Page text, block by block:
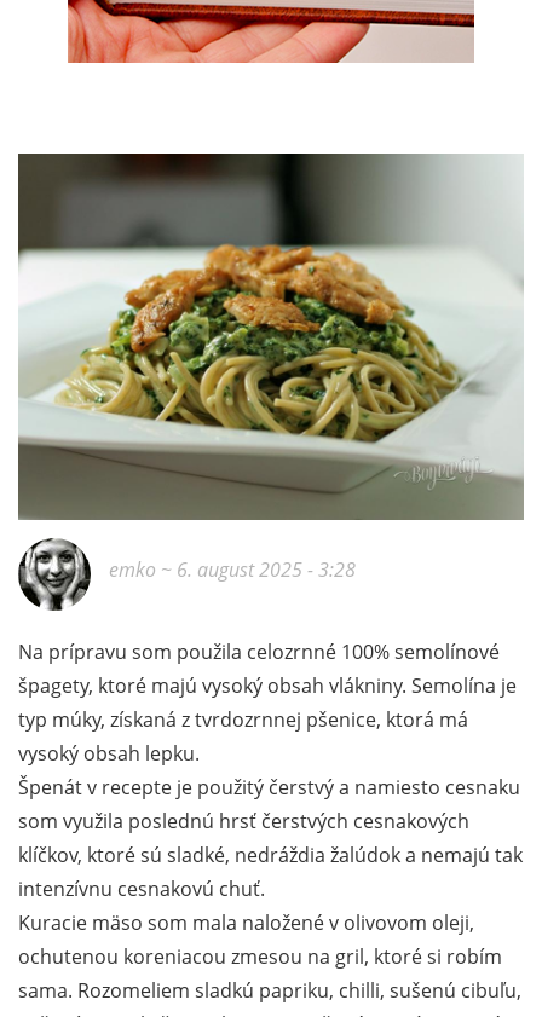
emko ~ 6. august 2025 - 3:28
Na prípravu som použila celozrnné 100% semolínové
špagety, ktoré majú vysoký obsah vlákniny. Semolína je
typ múky, získaná z tvrdozrnnej pšenice, ktorá má
vysoký obsah lepku.
Špenát v recepte je použitý čerstvý a namiesto cesnaku
som využila poslednú hrsť čerstvých cesnakových
klíčkov, ktoré sú sladké, nedráždia žalúdok a nemajú tak
intenzívnu cesnakovú chuť.
Kuracie mäso som mala naložené v olivovom oleji,
ochutenou koreniacou zmesou na gril, ktoré si robím
sama. Rozomeliem sladkú papriku, chilli, sušenú cibuľu,